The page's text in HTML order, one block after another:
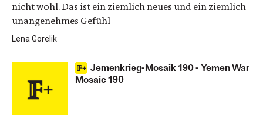
nicht wohl. Das ist ein ziemlich neues und ein ziemlich
unangenehmes Gefühl
Lena Gorelik
Jemenkrieg-Mosaik 190 - Yemen War
Mosaic 190